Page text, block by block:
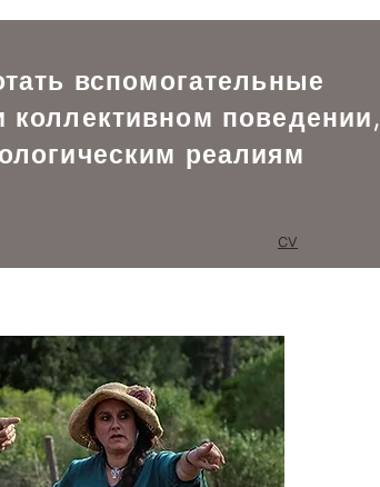
вспомогательные
поведении,
реалиям
cv